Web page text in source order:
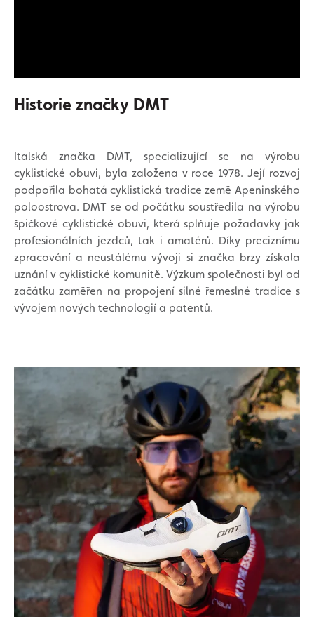
Historie značky DMT
Italská značka DMT, specializující se na výrobu
cyklistické obuvi, byla založena v roce 1978. Její rozvoj
podpořila bohatá cyklistická tradice země Apeninského
poloostrova. DMT se od počátku soustředila na výrobu
špičkové cyklistické obuvi, která splňuje požadavky jak
profesionálních jezdců, tak i amatérů. Díky preciznímu
zpracování a neustálému vývoji si značka brzy získala
uznání v cyklistické komunitě. Výzkum společnosti byl od
začátku zaměřen na propojení silné řemeslné tradice s
vývojem nových technologií a patentů.